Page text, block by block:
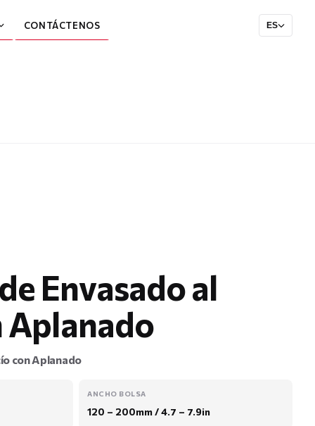
CONTÁCTENOS ES
Envasado al
Aplanado
con Aplanado
ANCHO BOLSA
120 – 200mm / 4.7 – 7.9in